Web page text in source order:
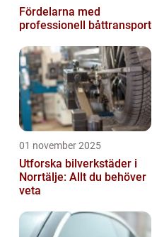
Fördelarna med
professionell båttransport
01 november 2025
Utforska bilverkstäder i
Norrtälje: Allt du behöver
veta